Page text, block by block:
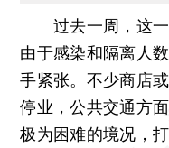
过去一周，这一
由于感染和隔离人
手紧张。不少商店
停业，公共交通方
极为困难的境况，